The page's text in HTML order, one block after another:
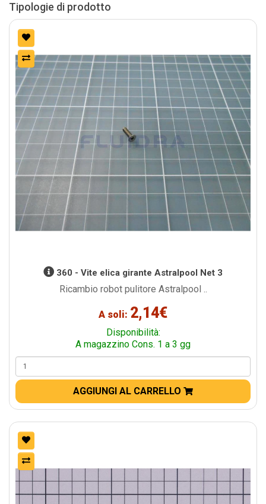
Tipologie di prodotto
360 - Vite elica girante Astralpool Net 3
Ricambio robot pulitore Astralpool ..
A soli: 2,14€
Disponibilità:
A magazzino Cons. 1 a 3 gg
AGGIUNGI AL CARRELLO